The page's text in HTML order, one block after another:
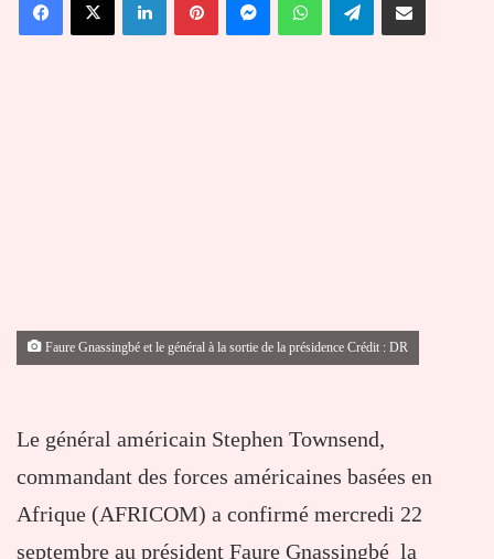
courriel
Faure Gnassingbé et le général à la sortie de la présidence Crédit : DR
Le général américain Stephen Townsend,
commandant des forces américaines basées en
Afrique (AFRICOM) a confirmé mercredi 22
septembre au président Faure Gnassingbé la